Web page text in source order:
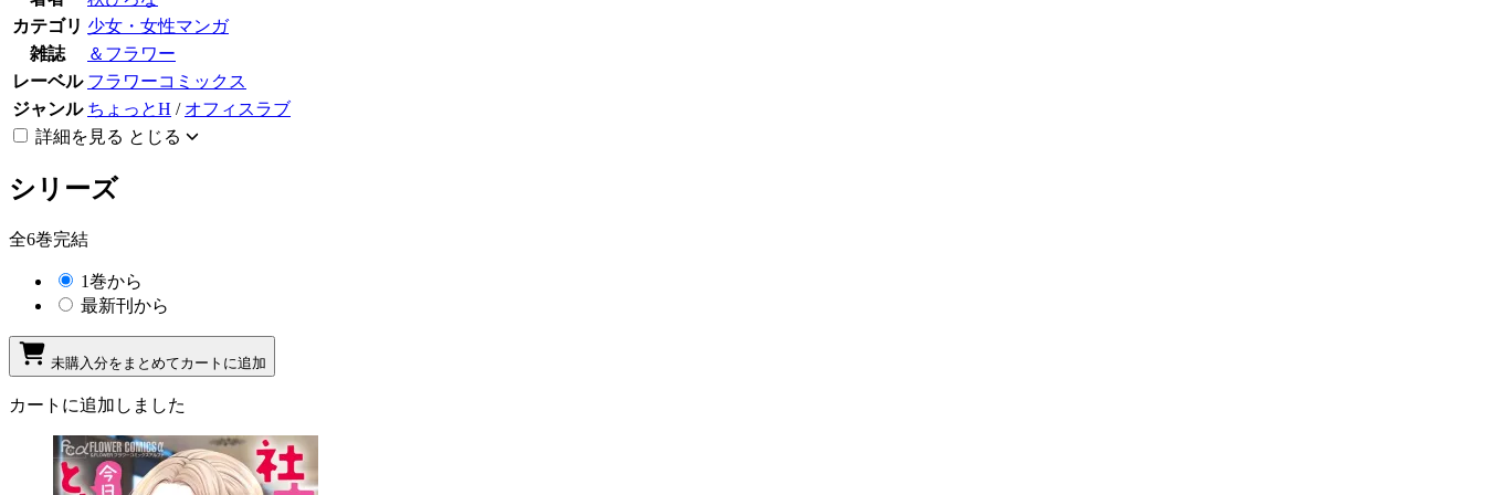
カテゴリ 少女・女性マンガ
雑誌
＆フラワー
レーベル フラワーコミックス
ジャンル ちょっとH / オフィスラブ
詳細を見る とじる
シリーズ
全6巻完結
1巻から
最新刊から
未購入分をまとめてカートに追加
カートに追加しました